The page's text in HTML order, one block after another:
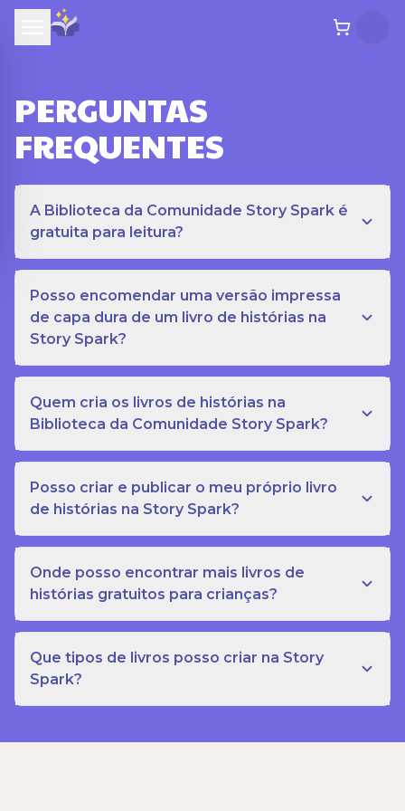
PERGUNTAS
FREQUENTES
A Biblioteca da Comunidade Story Spark é
gratuita para leitura?
Posso encomendar uma versão impressa
de capa dura de um livro de histórias na
Story Spark?
Quem cria os livros de histórias na
Biblioteca da Comunidade Story Spark?
Posso criar e publicar o meu próprio livro
de histórias na Story Spark?
Onde posso encontrar mais livros de
histórias gratuitos para crianças?
Que tipos de livros posso criar na Story
Spark?